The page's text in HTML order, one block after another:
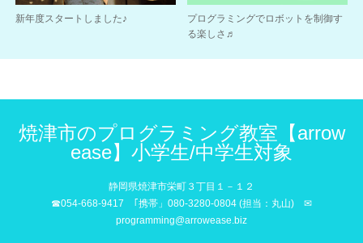
新年度スタートしました♪
プログラミングでロボットを制御す
る楽しさ♬
焼津市のプログラミング教室【arrow
ease】小学生/中学生対象
静岡県焼津市栄町３丁目１－１２
☎054-668-9417 ｢携帯」080-3280-0804 (担当：丸山) ✉
programming@arrowease.biz